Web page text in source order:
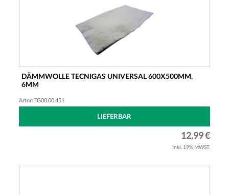
DÄMMWOLLE TECNIGAS UNIVERSAL 600X500MM,
6MM
Artnr: TG00.00.451
LIEFERBAR
12,99 €
inkl. 19% MWST.